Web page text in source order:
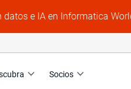
e IA en Informatica
Socios